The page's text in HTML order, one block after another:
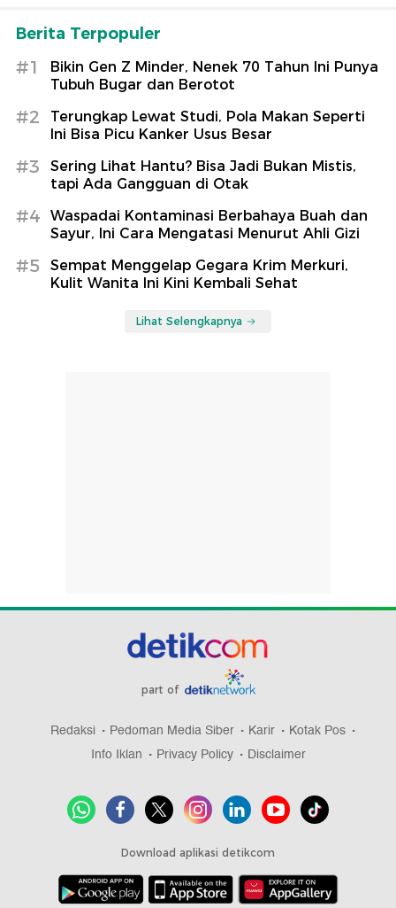
Berita Terpopuler
#1
Bikin Gen Z Minder, Nenek 70 Tahun Ini Punya
Tubuh Bugar dan Berotot
#2
Terungkap Lewat Studi, Pola Makan Seperti
Ini Bisa Picu Kanker Usus Besar
#3
Sering Lihat Hantu? Bisa Jadi Bukan Mistis,
tapi Ada Gangguan di Otak
#4
Waspadai Kontaminasi Berbahaya Buah dan
Sayur, Ini Cara Mengatasi Menurut Ahli Gizi
#5
Sempat Menggelap Gegara Krim Merkuri,
Kulit Wanita Ini Kini Kembali Sehat
Lihat Selengkapnya
part of
Redaksi Pedoman Media Siber Karir
Kotak Pos
Info Iklan
Privacy Policy Disclaimer
Download aplikasi detikcom